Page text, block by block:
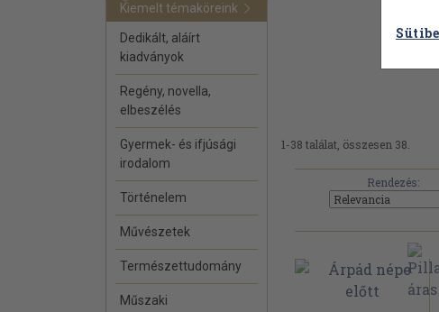
Kiemelt témaköreink
Dedikált, aláírt
kiadványok
Regény, novella,
elbeszélés
Gyermek- és ifjúsági
irodalom
Történelem
Művészetek
Természettudomány
Műszaki
1-38 találat, összesen 38.
Rendezés: